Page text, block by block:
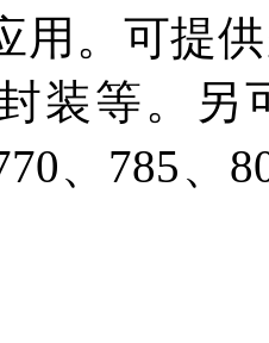
用。可提
装等。另
、785、